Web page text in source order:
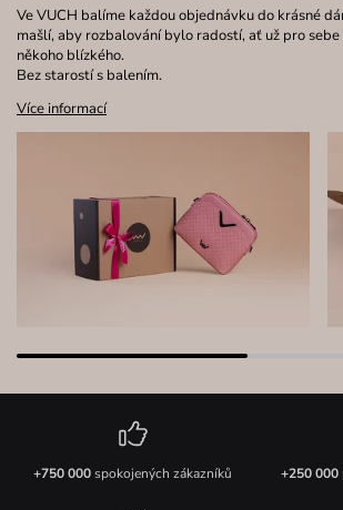
Ve VUCH balíme každou objednávku do krásné
mašlí, aby rozbalování bylo radostí, ať už pro
někoho blízkého.
Bez starostí s balením.
Více informací
+750 000spokojených zákazníků +250 000